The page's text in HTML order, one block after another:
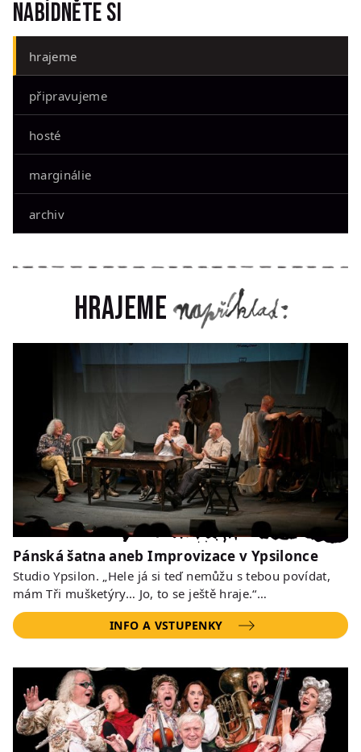
Nabídněte si
hrajeme
připravujeme
hosté
marginálie
archiv
Hrajeme
Pánská šatna aneb Improvizace v Ypsilonce
Studio Ypsilon. „Hele já si teď nemůžu s tebou povídat,
mám Tři mušketýry… Jo, to se ještě hraje.“…
INFO A VSTUPENKY